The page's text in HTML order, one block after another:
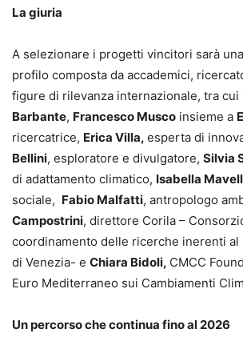
La giuria
A selezionare i progetti vincitori sarà
profilo composta da accademici,
figure di rilevanza internazionale, tra cui
Barbante, Francesco Musco insieme a
ricercatrice, Erica Villa, esperta di
Bellini, esploratore e divulgatore, Silvia
di adattamento climatico, Isabella
sociale, Fabio Malfatti, antropologo
Campostrini, direttore Corila –
coordinamento delle ricerche inerenti al
di Venezia- e Chiara Bidoli, CMCC
Euro Mediterraneo sui Cambiamenti
Un percorso che continua fino al 2026